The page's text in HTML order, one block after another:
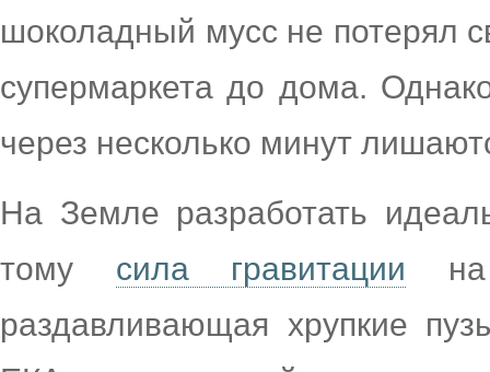
шоколадный мусс не потерял
супермаркета до дома.
через несколько минут
На Земле разработать
тому сила гравитации на
раздавливающая хрупкие